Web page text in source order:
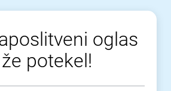
oglas
potekel!